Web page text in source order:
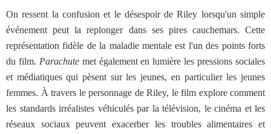
On ressent la confusion et le désespoir de Riley lorsqu'un simple
événement peut la replonger dans ses pires cauchemars. Cette
représentation fidèle de la maladie mentale est l'un des points forts
du film. Parachutemet également en lumière les pressions sociales
et médiatiques qui pèsent sur les jeunes, en particulier les jeunes
femmes. À travers le personnage de Riley, le film explore comment
les standards irréalistes véhiculés par la télévision, le cinéma et les
réseaux sociaux peuvent exacerber les troubles alimentaires et